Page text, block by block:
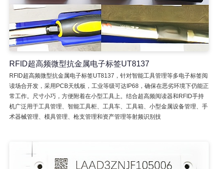
RFID超高频微型抗金属电子标签UT8137
RFID超高频微型抗金属电子标签UT8137，针对智能工具管理等多电子标签阅
读场合开发，采用PCB天线板，工业等级可达IP68，确保在恶劣环境下仍能正
常工作。尺寸小巧，方便附着在小型工具上。结合超高频阅读器和RFID手持
机广泛用于工具管理、智能工具柜、工具车、工具箱、小型金属设备管理、手
术器械管理、模具管理、枪支管理和资产管理等射频识别技